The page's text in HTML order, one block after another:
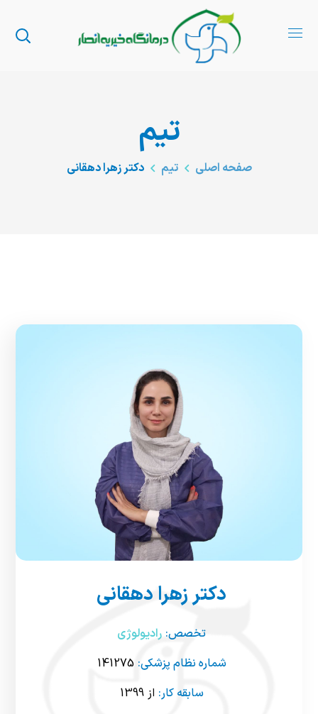
تیم
صفحه اصلی تیم دکتر زهرا دهقانی
دکتر زهرا دهقانی
تخصص: رادیولوژی
شماره نظام پزشکی: 141275
سابقه کار: از 1399